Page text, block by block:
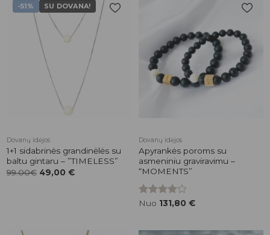
-51% SU DOVANA!
Pridėti į
patikusios
Dovanų idėjos
1+1 sidabrinės grandinėlės su
baltu gintaru – ”TIMELESS”
99.00€ 49,00 €
Pridėti į
patikusios
prekės
Dovanų idėjos
Apyrankės poroms su
asmeniniu graviravimu –
“MOMENTS”
Įvertinimas:
Nuo 131,80 €